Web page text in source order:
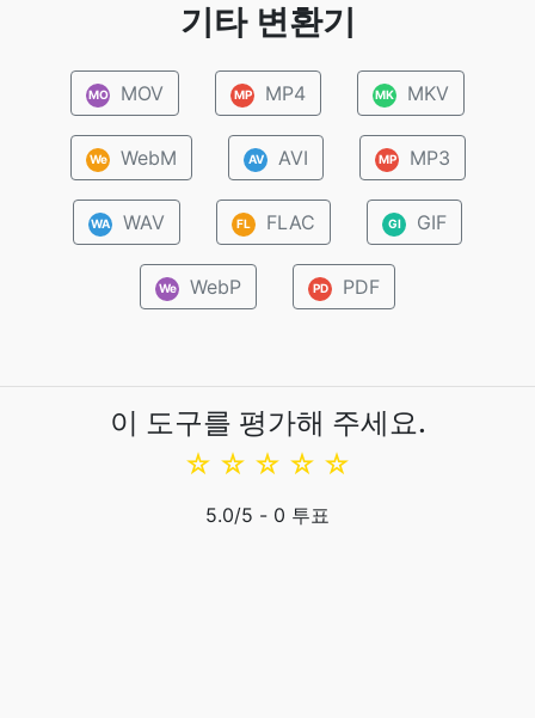
기타 변환기
MO MOV MP MP4 MK MKV
We WebM AV AVI MP MP3
WA WAV FL FLAC GI GIF
We WebP PD PDF
이 도구를 평가해 주세요.
☆
☆
☆
☆
☆
5.0/5 - 0 투표